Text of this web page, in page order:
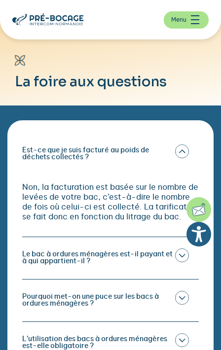
Menu
La foire aux questions
Est-ce que je suis facturé au poids de
déchets collectés ?
Non, la facturation est basée sur le nombre de
levées de votre bac, c’est-à-dire le nombre
de fois où celui-ci est collecté. La tarification
se fait donc en fonction du litrage du bac.
Le bac à ordures ménagères est-il payant et
à qui appartient-il ?
Pourquoi met-on une puce sur les bacs à
ordures ménagères ?
L’utilisation des bacs à ordures ménagères
est-elle obligatoire ?